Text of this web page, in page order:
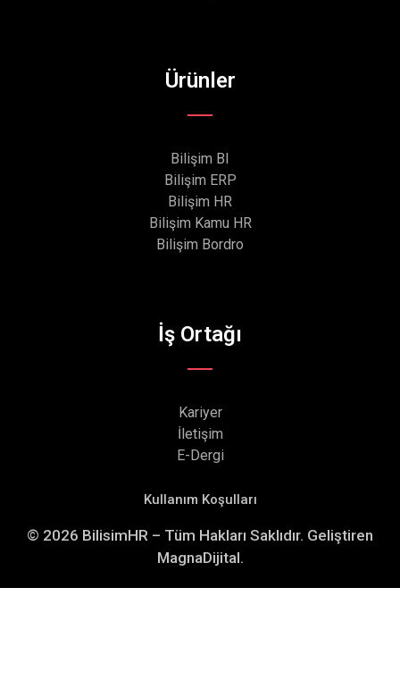
Ürünler
Bilişim BI
Bilişim ERP
Bilişim HR
Bilişim Kamu HR
Bilişim Bordro
İş Ortağı
Kariyer
İletişim
E-Dergi
Kullanım Koşulları
© 2026 BilisimHR – Tüm Hakları Saklıdır. Geliştiren
MagnaDijital.